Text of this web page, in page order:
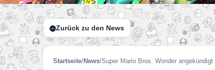
Zurück zu den News
Startseite/News/Super Mario Bros. Wonder angekündigt